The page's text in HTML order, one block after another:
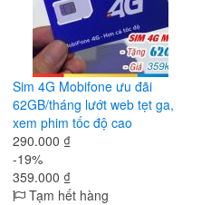
Sim 4G Mobifone ưu đãi
62GB/tháng lướt web tẹt ga,
xem phim tốc độ cao
290.000 ₫
-19%
359.000 ₫
Tạm hết hàng